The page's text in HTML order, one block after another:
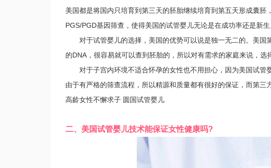
美国都是将国内只培育到第三天的胚胎继续培育到第五天形成囊
PGS/PGD基因筛查，使得美国的试管婴儿无论是在成功率还是新
对于试管婴儿的选择，美国的优势可以说是独一无二的。美国
的DNA，很容易就可以查到胚胎的，所以对有需求的家庭来说，选
对于子宫内环境不适合怀孕的女性也不用担心，因为美国试管
由于有严格的筛查流程，所以精源和质量都有很好的保证，而第三
高龄女性不懈求子 圆国试管婴儿
二、美国试管婴儿技术能保证女性健康吗?